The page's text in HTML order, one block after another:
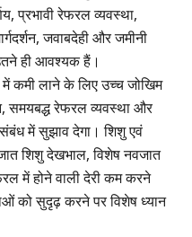
प्रभावी रेफरल व्यवस्था,
जवाबदेही और जमीनी
ही आवश्यक हैं।
कमी लाने के लिए उच्च जोखिम
समयबद्ध रेफरल व्यवस्था और
में सुझाव देगा। शिशु एवं
शिशु देखभाल, विशेष नवजात
में होने वाली देरी कम करने
को सुदृढ़ करने पर विशेष ध्यान